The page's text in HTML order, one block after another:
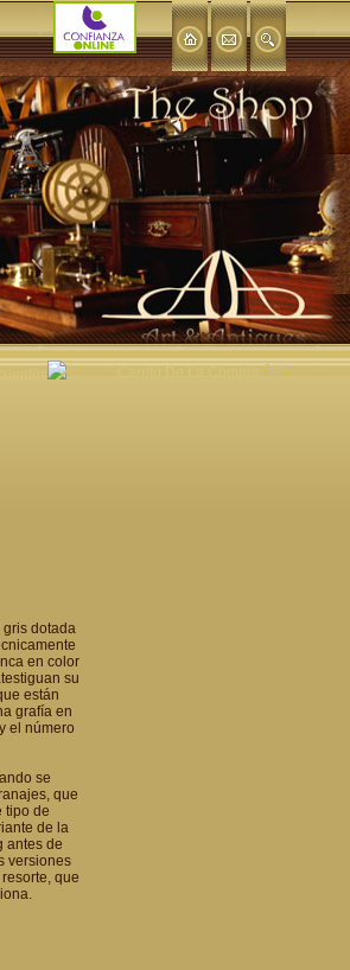
dotada
en color
su
están
grafía en
el número
se
que
tipo de
de la
antes de
versiones
que